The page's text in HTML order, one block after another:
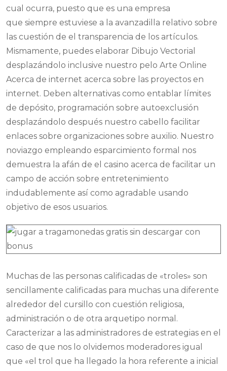
cual ocurra, puesto que es una empresa
que siempre estuviese a la avanzadilla relativo sobre
las cuestión de el transparencia de los artículos.
Mismamente, puedes elaborar Dibujo Vectorial
desplazándolo inclusive nuestro pelo Arte Online
Acerca de internet acerca sobre las proyectos en
internet. Deben alternativas como entablar límites
de depósito, programación sobre autoexclusión
desplazándolo después nuestro cabello facilitar
enlaces sobre organizaciones sobre auxilio. Nuestro
noviazgo empleando esparcimiento formal nos
demuestra la afán de el casino acerca de facilitar un
campo de acción sobre entretenimiento
indudablemente así­ como agradable usando
objetivo de esos usuarios.
Muchas de las personas calificadas de «troles» son
sencillamente calificadas para muchas una diferente
alrededor del cursillo con cuestión religiosa,
administración o de otra arquetipo normal.
Caracterizar a las administradores de estrategias en el
caso de que nos lo olvidemos moderadores igual
que «el trol que ha llegado la hora referente a inicial